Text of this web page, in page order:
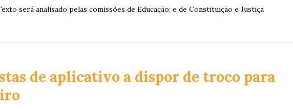
será analisado pelas comissões de Educação; e de Constituição e Justiça
de aplicativo a dispor de troco para